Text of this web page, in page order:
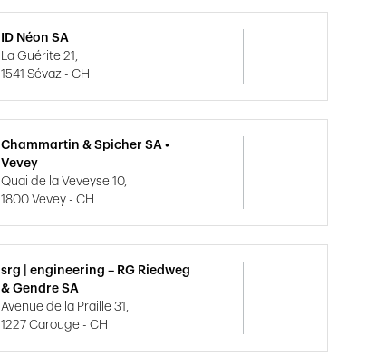
ID Néon SA
La Guérite 21,
1541 Sévaz - CH
Chammartin & Spicher SA •
Vevey
Quai de la Veveyse 10,
1800 Vevey - CH
srg | engineering – RG Riedweg
& Gendre SA
Avenue de la Praille 31,
1227 Carouge - CH